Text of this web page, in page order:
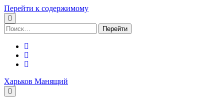
Перейти к содержимому
Поиск:
Харьков Манящий